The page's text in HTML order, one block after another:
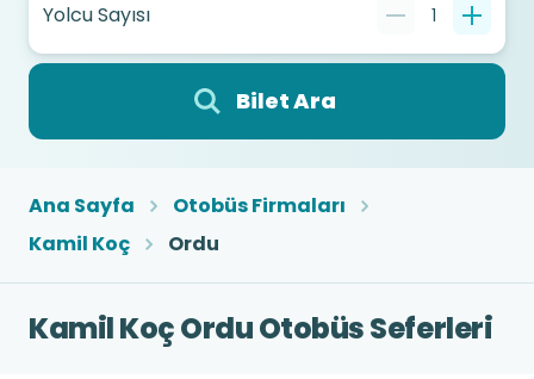
Yolcu Sayısı 1
Bilet Ara
Ana Sayfa
Otobüs Firmaları
Kamil Koç
Ordu
Kamil Koç Ordu Otobüs Seferleri